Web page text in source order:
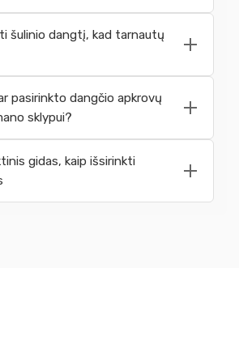
šulinio dangtį, kad tarnautų
pasirinkto dangčio apkrovų
sklypui?
gidas, kaip išsirinkti